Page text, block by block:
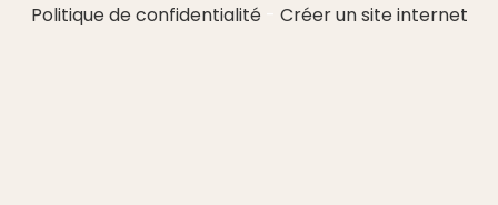
Politique de confidentialité Créer un site internet